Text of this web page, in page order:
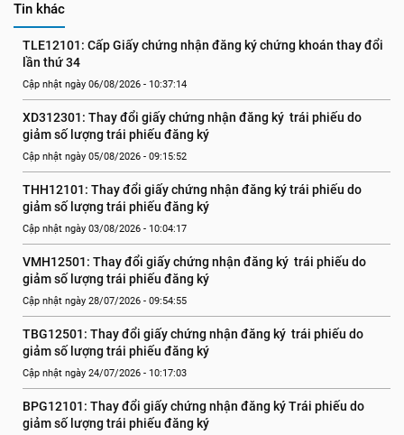
Tin khác
TLE12101: Cấp Giấy chứng nhận đăng ký chứng khoán thay đổi
lần thứ 34
Cập nhật ngày 06/08/2026 - 10:37:14
XD312301: Thay đổi giấy chứng nhận đăng ký  trái phiếu do
giảm số lượng trái phiếu đăng ký
Cập nhật ngày 05/08/2026 - 09:15:52
THH12101: Thay đổi giấy chứng nhận đăng ký trái phiếu do
giảm số lượng trái phiếu đăng ký
Cập nhật ngày 03/08/2026 - 10:04:17
VMH12501: Thay đổi giấy chứng nhận đăng ký  trái phiếu do
giảm số lượng trái phiếu đăng ký
Cập nhật ngày 28/07/2026 - 09:54:55
TBG12501: Thay đổi giấy chứng nhận đăng ký  trái phiếu do
giảm số lượng trái phiếu đăng ký
Cập nhật ngày 24/07/2026 - 10:17:03
BPG12101: Thay đổi giấy chứng nhận đăng ký Trái phiếu do
giảm số lượng trái phiếu đăng ký